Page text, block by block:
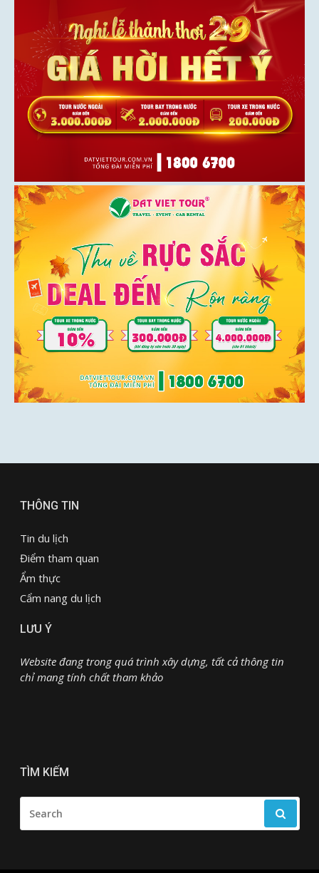
THÔNG TIN
Tin du lịch
Điểm tham quan
Ẩm thực
Cẩm nang du lịch
LƯU Ý
Website đang trong quá trình xây dựng, tất cả thông tin
chỉ mang tính chất tham khảo
TÌM KIẾM
FOR: